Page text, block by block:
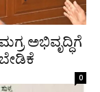
ಅಭಿವೃದ್ಧಿಗೆ
0